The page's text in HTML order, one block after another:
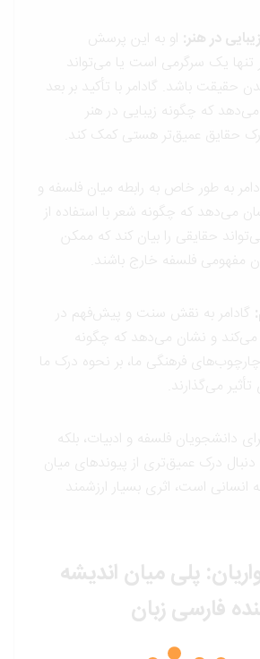
در هنر:او به این پرسش
یک سرگرمی است یا می‌تواند
باشد. گادامر با تأکید بر بعد
که چگونه زیبایی در هنر
عمیق‌تر هستی کمک کند.
طور خاص به رابطه میان فلسفه و
که چگونه شعر با استفاده از
حقایقی را بیان کند که ممکن
فلسفه خارج باشند.
به نقش سنت و پیش‌فهم در
و نشان می‌دهد که چگونه
فرهنگی ما، بر نحوه درک ما
می‌گذارند.
فلسفه و ادبیات، بلکه
درک عمیق‌تری از پیوندهای میان
است، اثری بسیار ارزشمند
پلی میان اندیشه
فارسی زبان